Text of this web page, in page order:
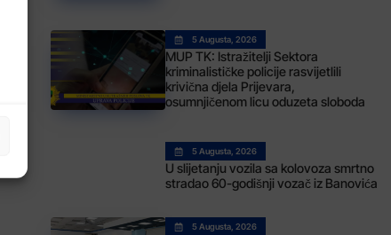
5 Augusta, 2026
MUP TK: Istražitelji Sektora
kriminalističke policije rasvijetlili
krivična djela Prijevara,
osumnjičenom licu oduzeta sloboda
5 Augusta, 2026
U slijetanju vozila sa kolovoza smrtno
stradao 60-godišnji vozač iz Banovića
5 Augusta, 2026